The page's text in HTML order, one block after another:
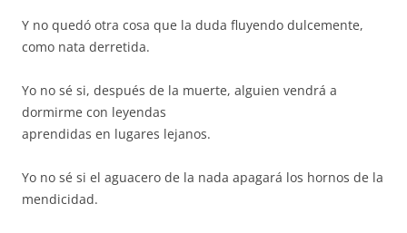
Y no quedó otra cosa que la duda fluyendo dulcemente,
como nata derretida.
Yo no sé si, después de la muerte, alguien vendrá a
dormirme con leyendas
aprendidas en lugares lejanos.
Yo no sé si el aguacero de la nada apagará los hornos de la
mendicidad.